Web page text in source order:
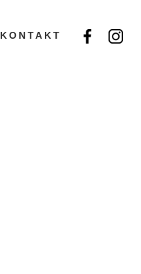
KONTAKT